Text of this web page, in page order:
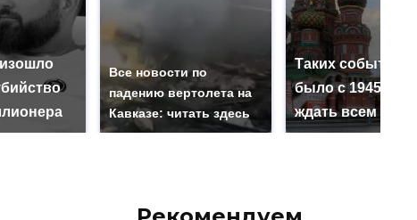
Все новости по
падению вертолета на
Кавказе: читать здесь
Таких событий не
было с 1945: чего
ждать всем нам?